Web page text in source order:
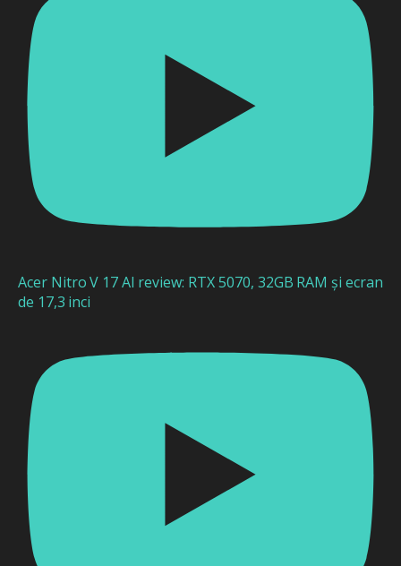
Acer Nitro V 17 AI review: RTX 5070, 32GB RAM și ecran
de 17,3 inci